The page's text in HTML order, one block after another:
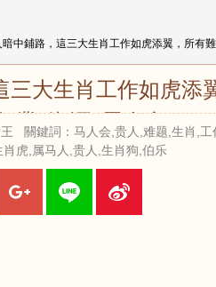
中鋪路，這三大生肖工作如虎添翼，所有
三大生肖工作如虎添
業_資源_馬人會
關鍵詞：马人会,贵人,难题,生肖,工
虎,属马人,贵人,生肖狗,伯乐